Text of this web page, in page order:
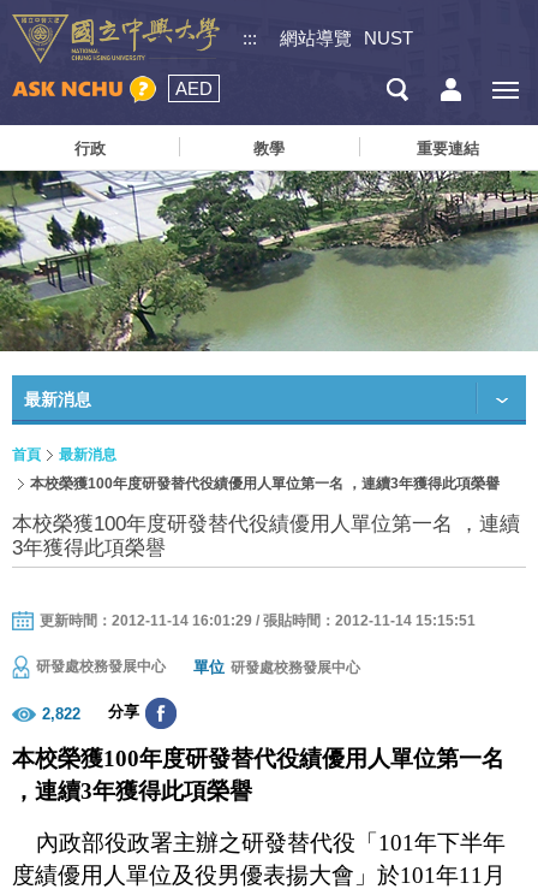
::: 網站導覽 NUST
AED
行政 教學 重要連結
最新消息
首頁
最新消息
本校榮獲100年度研發替代役績優用人單位第一名 ，連續3年獲得此項榮譽
本校榮獲100年度研發替代役績優用人單位第一名 ，連續
3年獲得此項榮譽
更新時間：2012-11-14 16:01:29 / 張貼時間：2012-11-14 15:15:51
研發處校務發展中心 單位 研發處校務發展中心
2,822 分享
本校榮獲100年度研發替代役績優用人單位第一名
，連續3年獲得此項榮譽
內政部役政署主辦之研發替代役「101年下半年
度績優用人單位及役男優表揚大會」於101年11 月